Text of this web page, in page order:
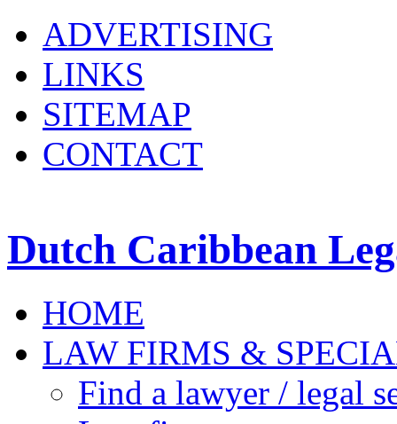
ADVERTISING
LINKS
SITEMAP
CONTACT
Dutch Caribbean
HOME
LAW FIRMS &
Find a lawyer / legal